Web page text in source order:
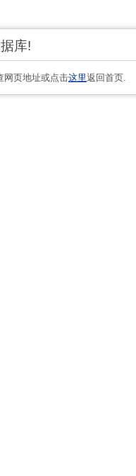
库!
网页地址或点击这里返回首页.